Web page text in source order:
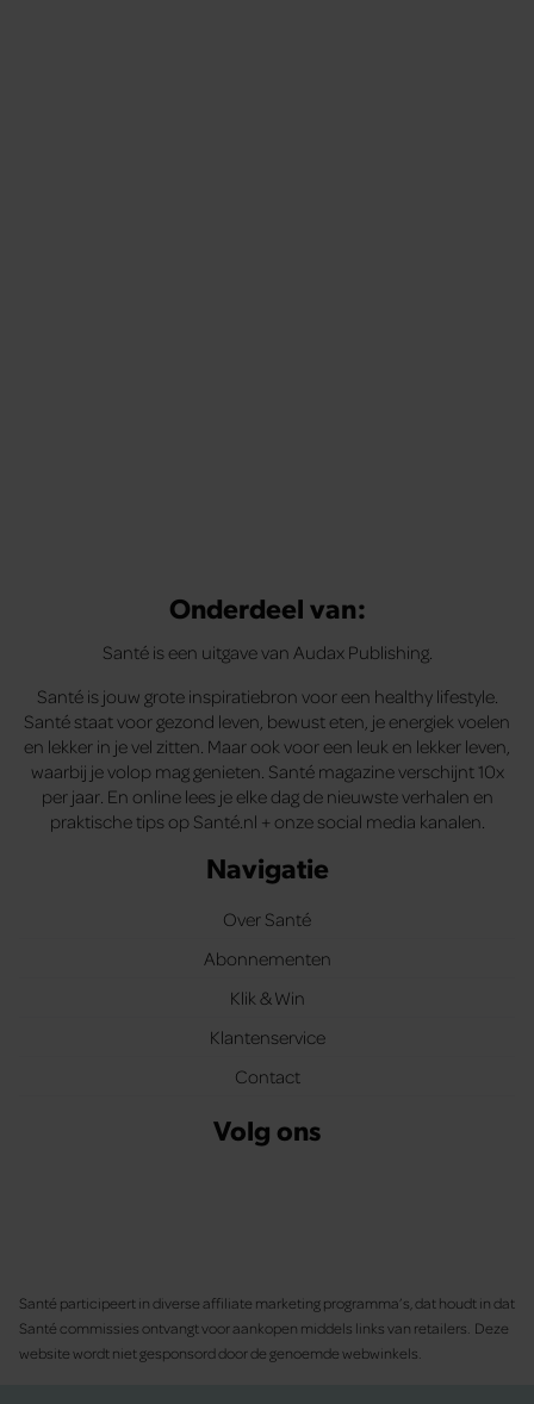
Onderdeel van:
Santé is een uitgave van Audax Publishing.
Santé is jouw grote inspiratiebron voor een healthy lifestyle.
Santé staat voor gezond leven, bewust eten, je energiek voelen
en lekker in je vel zitten. Maar ook voor een leuk en lekker leven,
waarbij je volop mag genieten. Santé magazine verschijnt 10x
per jaar. En online lees je elke dag de nieuwste verhalen en
praktische tips op Santé.nl + onze social media kanalen.
Navigatie
Over Santé
Abonnementen
Klik & Win
Klantenservice
Contact
Volg ons
Santé participeert in diverse affiliate marketing programma’s, dat houdt in dat
Santé commissies ontvangt voor aankopen middels links van retailers. Deze
website wordt niet gesponsord door de genoemde webwinkels.